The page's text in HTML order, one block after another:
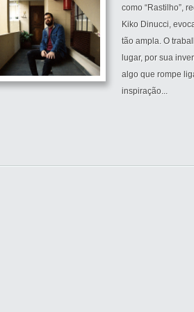
como “Rastilho”,
Kiko Dinucci,
tão ampla. O
lugar, por sua
algo que rompe
inspiração...